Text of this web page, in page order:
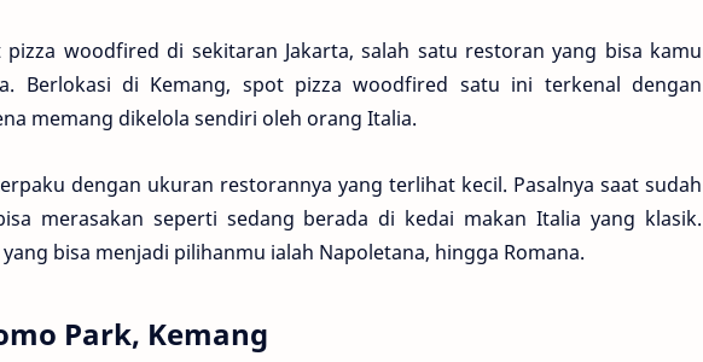
woodfired di sekitaran Jakarta, salah satu restoran yang bisa kamu
Berlokasi di Kemang, spot pizza woodfired satu ini terkenal dengan
memang dikelola sendiri oleh orang Italia.
dengan ukuran restorannya yang terlihat kecil. Pasalnya saat sudah
merasakan seperti sedang berada di kedai makan Italia yang klasik.
bisa menjadi pilihanmu ialah Napoletana, hingga Romana.
Park, Kemang